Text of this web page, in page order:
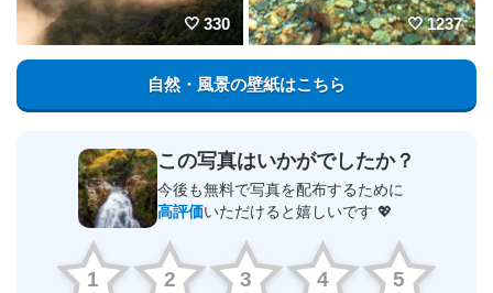
330 1237
自然・風景の壁紙はこちら
この写真はいかがでしたか？
今後も無料で写真を配布するために
高評価いただけると嬉しいです 💖
1 2 3 4 5